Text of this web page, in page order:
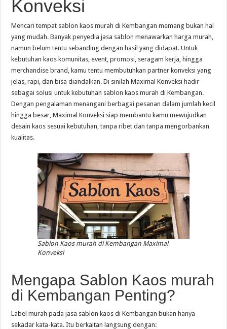
Konveksi
Mencari tempat sablon kaos murah di Kembangan memang bukan hal
yang mudah. Banyak penyedia jasa sablon menawarkan harga murah,
namun belum tentu sebanding dengan hasil yang didapat. Untuk
kebutuhan kaos komunitas, event, promosi, seragam kerja, hingga
merchandise brand, kamu tentu membutuhkan partner konveksi yang
jelas, rapi, dan bisa diandalkan. Di sinilah Maximal Konveksi hadir
sebagai solusi untuk kebutuhan sablon kaos murah di Kembangan.
Dengan pengalaman menangani berbagai pesanan dalam jumlah kecil
hingga besar, Maximal Konveksi siap membantu kamu mewujudkan
desain kaos sesuai kebutuhan, tanpa ribet dan tanpa mengorbankan
kualitas.
Sablon Kaos murah di Kembangan Maximal
Konveksi
Mengapa Sablon Kaos murah
di Kembangan Penting?
Label murah pada jasa sablon kaos di Kembangan bukan hanya
sekadar kata-kata. Itu berkaitan langsung dengan: